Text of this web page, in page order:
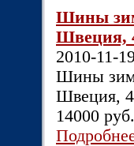
Шины
Швеция,
2010-11-
Шины
Швеция, 4
14000 руб.